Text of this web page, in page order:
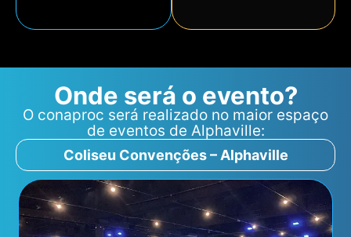
Onde será o evento?
O conaproc será realizado no maior espaço
de eventos de Alphaville:
Coliseu Convenções – Alphaville